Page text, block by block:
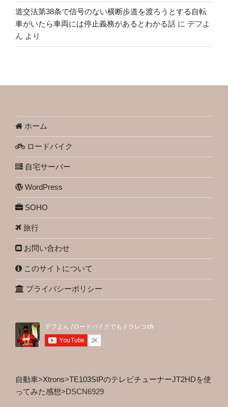
道交法第38条で信号のない横断歩道を渡ろうとする自転
車がいたら車両には停止義務があるとわかる話 に デフよ
ん より
ホーム
ロードバイク
自宅サーバー
WordPress
SOHO
旅行
お問い合わせ
このサイトについて
プライバシーポリシー
自動車>Xtrons>TE103SIPのテレビチューナーJT2HDを使
ってみた感想>DSCN6929